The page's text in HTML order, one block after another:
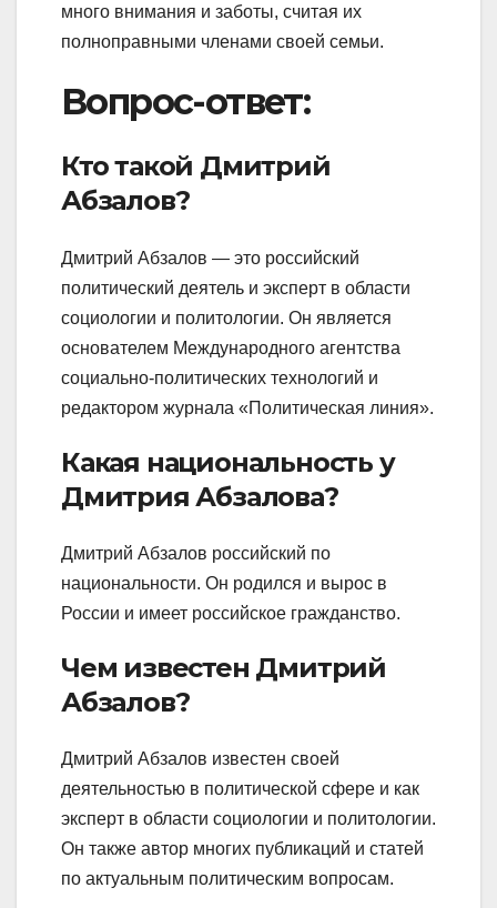
много внимания и заботы, считая их
полноправными членами своей семьи.
Вопрос-ответ:
Кто такой Дмитрий
Абзалов?
Дмитрий Абзалов — это российский
политический деятель и эксперт в области
социологии и политологии. Он является
основателем Международного агентства
социально-политических технологий и
редактором журнала «Политическая линия».
Какая национальность у
Дмитрия Абзалова?
Дмитрий Абзалов российский по
национальности. Он родился и вырос в
России и имеет российское гражданство.
Чем известен Дмитрий
Абзалов?
Дмитрий Абзалов известен своей
деятельностью в политической сфере и как
эксперт в области социологии и политологии.
Он также автор многих публикаций и статей
по актуальным политическим вопросам.